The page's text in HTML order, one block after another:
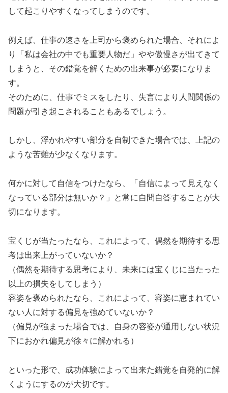
して起こりやすくなってしまうのです。
例えば、仕事の速さを上司から褒められた場合、それによ
り「私は会社の中でも重要人物だ」やや傲慢さが出てきて
しまうと、その錯覚を解くための出来事が必要になりま
す。
そのために、仕事でミスをしたり、失言により人間関係の
問題が引き起こされることもあるでしょう。
しかし、浮かれやすい部分を自制できた場合では、上記の
ような苦難が少なくなります。
何かに対して自信をつけたなら、「自信によって見えなく
なっている部分は無いか？」と常に自問自答することが大
切になります。
宝くじが当たったなら、これによって、偶然を期待する思
考は出来上がっていないか？
（偶然を期待する思考により、未来には宝くじに当たった
以上の損失をしてしまう）
容姿を褒められたなら、これによって、容姿に恵まれてい
ない人に対する偏見を強めていないか？
（偏見が強まった場合では、自身の容姿が通用しない状況
下におかれ偏見が徐々に解かれる）
といった形で、成功体験によって出来た錯覚を自発的に解
くようにするのが大切です。